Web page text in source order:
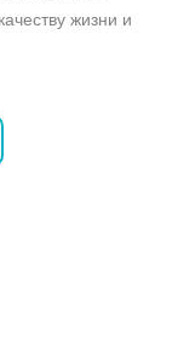
жизни и